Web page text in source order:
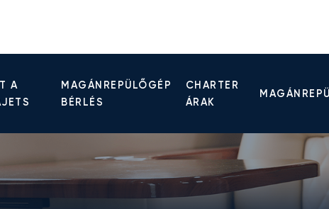
A
MAGÁNREPÜLŐGÉP
BÉRLÉS
CHARTER
ÁRAK